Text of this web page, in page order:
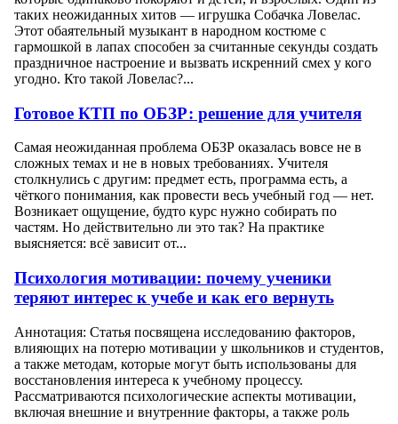
таких неожиданных хитов — игрушка Собачка Ловелас.
Этот обаятельный музыкант в народном костюме с
гармошкой в лапах способен за считанные секунды создать
праздничное настроение и вызвать искренний смех у кого
угодно. Кто такой Ловелас?...
Готовое КТП по ОБЗР: решение для учителя
Самая неожиданная проблема ОБЗР оказалась вовсе не в
сложных темах и не в новых требованиях. Учителя
столкнулись с другим: предмет есть, программа есть, а
чёткого понимания, как провести весь учебный год — нет.
Возникает ощущение, будто курс нужно собирать по
частям. Но действительно ли это так? На практике
выясняется: всё зависит от...
Психология мотивации: почему ученики
теряют интерес к учебе и как его вернуть
Аннотация: Статья посвящена исследованию факторов,
влияющих на потерю мотивации у школьников и студентов,
а также методам, которые могут быть использованы для
восстановления интереса к учебному процессу.
Рассматриваются психологические аспекты мотивации,
включая внешние и внутренние факторы, а также роль